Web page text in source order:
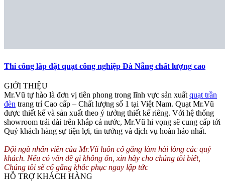
Thi công lắp đặt quạt công nghiệp Đà Nẵng chất lượng cao
GIỚI THIỆU
Mr.Vũ tự hào là đơn vị tiên phong trong lĩnh vực sản xuất quạt trần
đèn trang trí Cao cấp – Chất lượng số 1 tại Việt Nam. Quạt Mr.Vũ
được thiết kế và sản xuất theo ý tưởng thiết kế riêng. Với hệ thống
showroom trải dài trên khắp cả nước, Mr.Vũ hi vọng sẽ cung cấp tới
Quý khách hàng sự tiện lợi, tin tưởng và dịch vụ hoàn hảo nhất.
Đội ngũ nhân viên của Mr.Vũ luôn cố gắng làm hài lòng các quý
khách. Nếu có vấn đề gì không ổn, xin hãy cho chúng tôi biết,
Chúng tôi sẽ cố gắng khắc phục ngay lập tức
HỖ TRỢ KHÁCH HÀNG